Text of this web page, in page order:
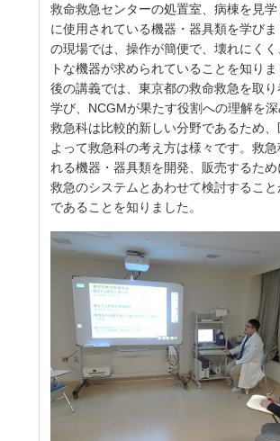
救命救急センターの処置室、病棟を見
に使用されている機器・器具類を学びま
の現場では、操作が簡便で、壊れにくく
トな機器が求められていることを知り
後の講義では、東京都の救命救急を取
学び、NCGMが果たす役割への理解を深
救急科は比較的新しい分野であるため、
よって救急科の考え方は様々です。救急
れる機器・器具類を開発、販売するた
救急のシステムとあわせて検討すること
であることを知りました。